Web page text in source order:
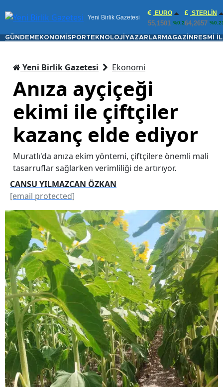
Yeni Birlik Gazetesi
EURO
55,1501 %0.2
STERLIN
64,2657
GÜNDEM EKONOMİ SPORTEKNOLOJİ YAZARLAR MAGAZİN RESMİ
Yeni Birlik Gazetesi Ekonomi
Anıza ayçiçeği
ekimi ile çiftçiler
kazanç elde ediyor
Muratlı'da anıza ekim yöntemi, çiftçilere önemli mali
tasarruflar sağlarken verimliliği de artırıyor.
CANSU YILMAZCAN ÖZKAN
[email protected]